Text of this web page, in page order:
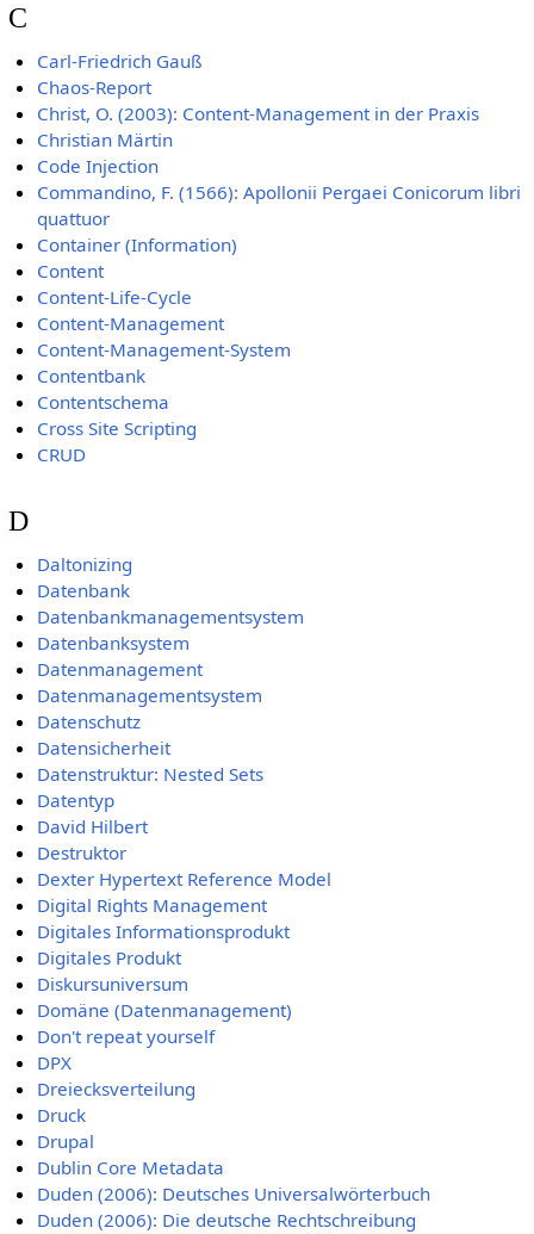
C
Carl-Friedrich Gauß
Chaos-Report
Christ, O. (2003): Content-Management in der Praxis
Christian Märtin
Code Injection
Commandino, F. (1566): Apollonii Pergaei Conicorum libri
quattuor
Container (Information)
Content
Content-Life-Cycle
Content-Management
Content-Management-System
Contentbank
Contentschema
Cross Site Scripting
CRUD
D
Daltonizing
Datenbank
Datenbankmanagementsystem
Datenbanksystem
Datenmanagement
Datenmanagementsystem
Datenschutz
Datensicherheit
Datenstruktur: Nested Sets
Datentyp
David Hilbert
Destruktor
Dexter Hypertext Reference Model
Digital Rights Management
Digitales Informationsprodukt
Digitales Produkt
Diskursuniversum
Domäne (Datenmanagement)
Don't repeat yourself
DPX
Dreiecksverteilung
Druck
Drupal
Dublin Core Metadata
Duden (2006): Deutsches Universalwörterbuch
Duden (2006): Die deutsche Rechtschreibung